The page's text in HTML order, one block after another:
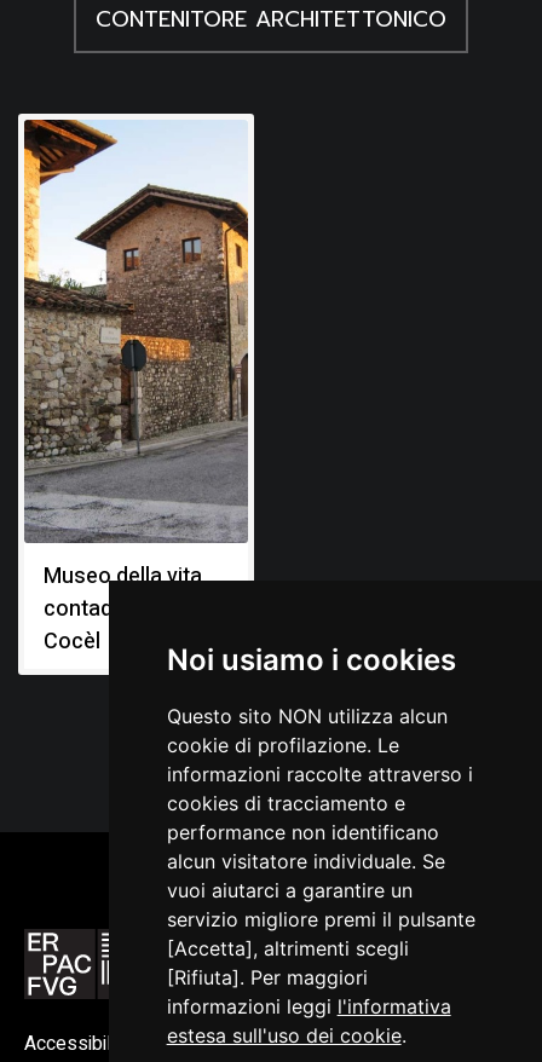
Noi usiamo i cookies
Questo sito NON utilizza alcun
cookie di profilazione. Le
informazioni raccolte attraverso i
cookies di tracciamento e
performance non identificano
alcun visitatore individuale. Se
vuoi aiutarci a garantire un
servizio migliore premi il pulsante
[Accetta], altrimenti scegli
[Rifiuta]. Per maggiori
informazioni leggi l'informativa
estesa sull'uso dei cookie.
CONTENITORE ARCHITETTONICO
Museo della vita
contadina Cjase
Cocèl
Accessibilità